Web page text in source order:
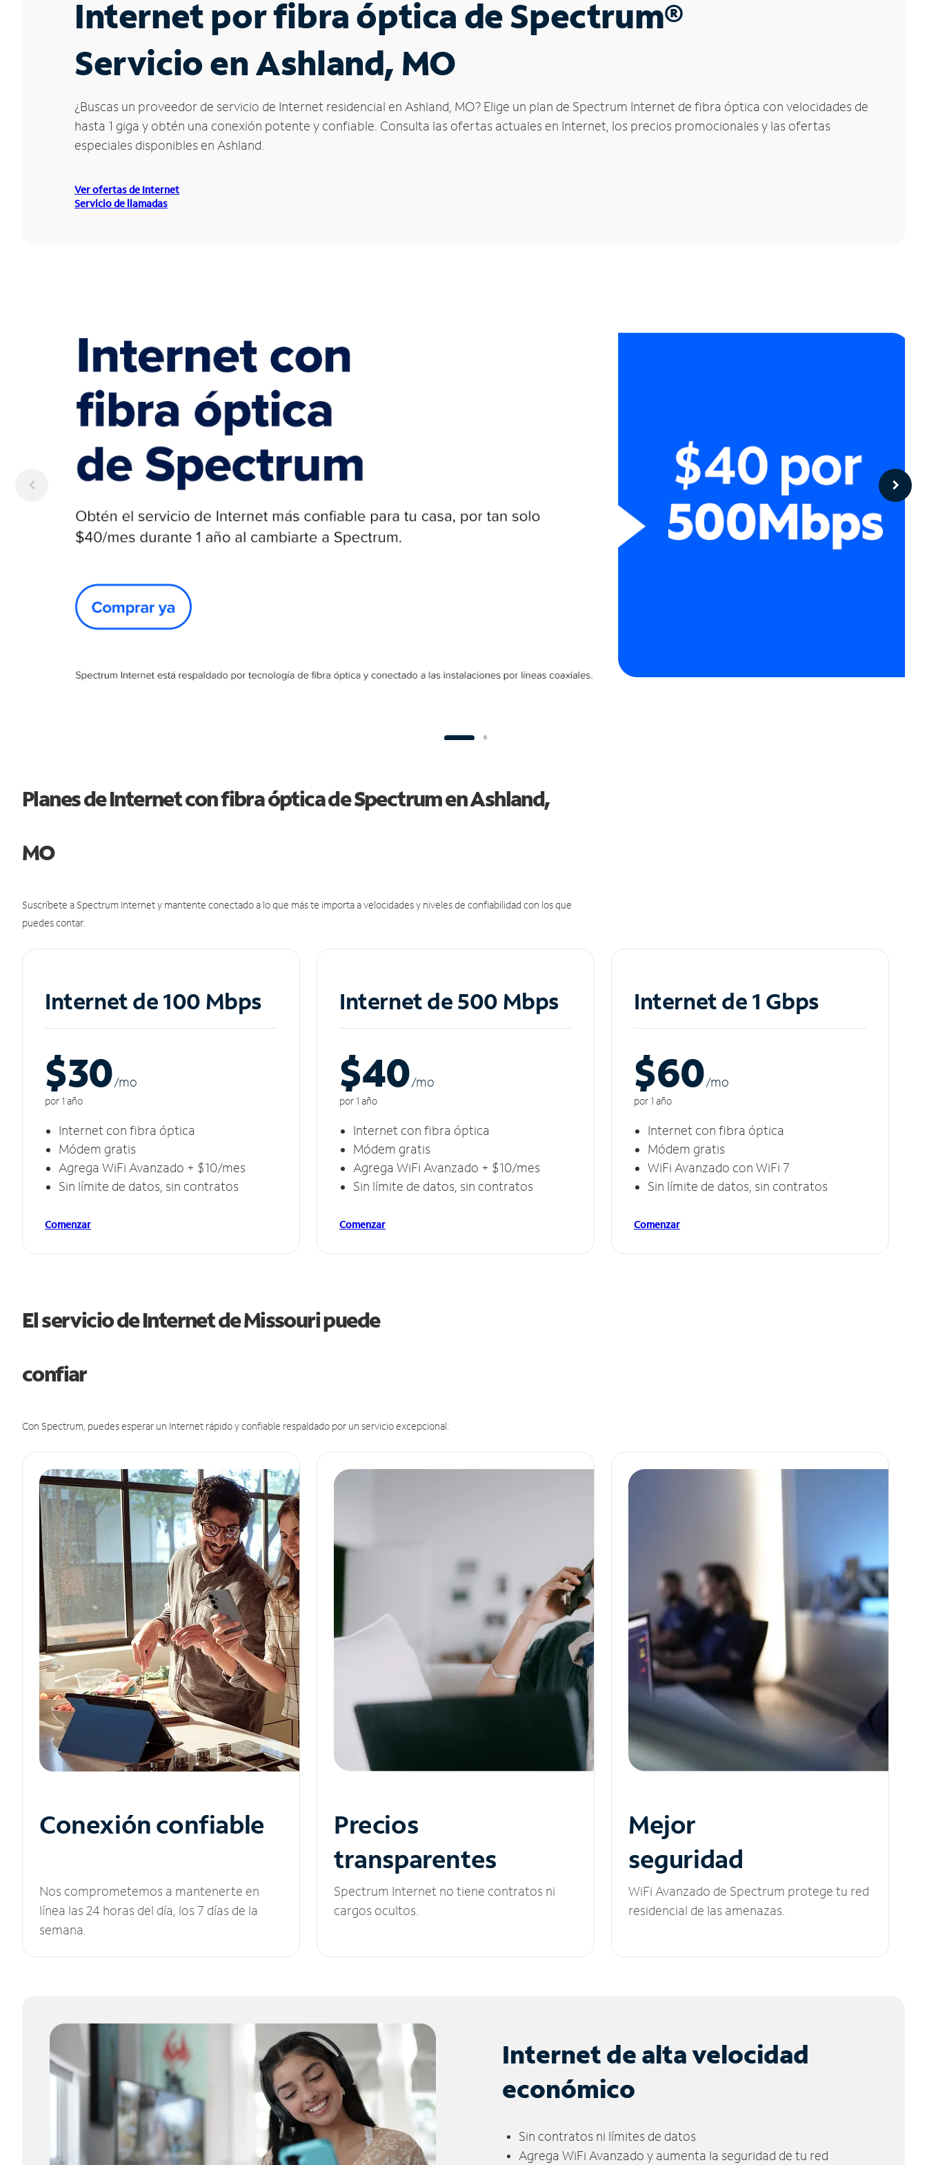
Internet por fibra óptica de Spectrum®
Servicio en Ashland, MO
¿Buscas un proveedor de servicio de Internet residencial en Ashland, MO? Elige un plan de Spectrum Internet de fibra óptica con velocidades de
hasta 1 giga y obtén una conexión potente y confiable. Consulta las ofertas actuales en Internet, los precios promocionales y las ofertas
especiales disponibles en Ashland.
Ver ofertas de Internet
Servicio de llamadas
Planes de Internet con fibra óptica de Spectrum en Ashland,
MO
Suscríbete a Spectrum Internet y mantente conectado a lo que más te importa a velocidades y niveles de confiabilidad con los que
puedes contar.
Internet de 100 Mbps
$30/mo
por 1 año
Internet con fibra óptica
Módem gratis
Agrega WiFi Avanzado + $10/mes
Sin límite de datos, sin contratos
Comenzar
Internet de 500 Mbps
$40/mo
por 1 año
Internet con fibra óptica
Módem gratis
Agrega WiFi Avanzado + $10/mes
Sin límite de datos, sin contratos
Comenzar
Internet de 1 Gbps
$60/mo
por 1 año
Internet con fibra óptica
Módem gratis
WiFi Avanzado con WiFi 7
Sin límite de datos, sin contratos
Comenzar
El servicio de Internet de Missouri puede
confiar
Con Spectrum, puedes esperar un Internet rápido y confiable respaldado por un servicio excepcional.
Conexión confiable
Nos comprometemos a mantenerte en
línea las 24 horas del día, los 7 días de la
semana.
Precios
transparentes
Spectrum Internet no tiene contratos ni
cargos ocultos.
Mejor
seguridad
WiFi Avanzado de Spectrum protege tu red
residencial de las amenazas.
Internet de alta velocidad
económico
Sin contratos ni límites de datos
Agrega WiFi Avanzado y aumenta la seguridad de tu red